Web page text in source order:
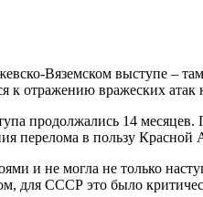
Вяземском выступе –
к отражению вражеских атак
продолжались 14
перелома в пользу
и не могла не только
для СССР это было